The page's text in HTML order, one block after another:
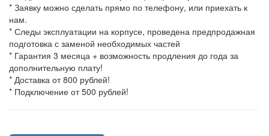
* Заявку можно сделать прямо по телефону, или приехать к
нам.
* Следы эксплуатации на корпусе, проведена предпродажная
подготовка с заменой необходимых частей
* Гарантия 3 месяца + возможность продления до года за
дополнительную плату!
* Доставка от 800 рублей!
* Подключение от 500 рублей!